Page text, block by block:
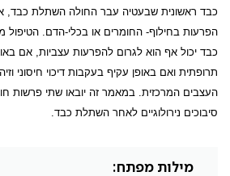
כבד ראשונית שבעטיה עבר החולה השתלת כבד,
הפרעות בחילוף- החומרים או בכלי-הדם. הטיפול
כבד יכול אף הוא לגרום להפרעות עצביות, אם
תרופתית ואם באופן עקיף בעקבות דיכוי חיסוני
העצבים המרכזית. במאמר זה יובאו שתי פרשות
סיבוכים נירולוגיים לאחר השתלת כבד.
מילות מפתח: